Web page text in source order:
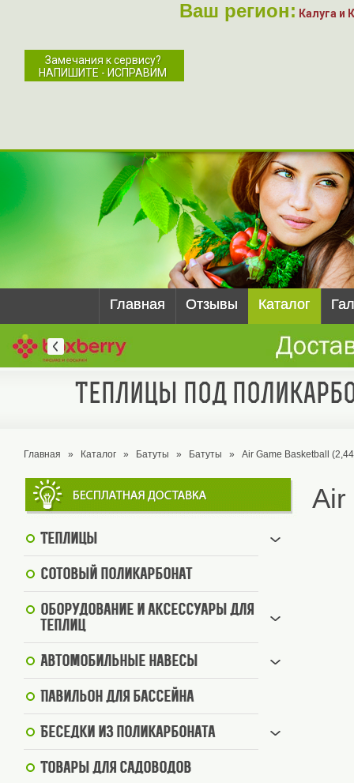
Ваш регион: Калуга и
Замечания к сервису?
НАПИШИТЕ - ИСПРАВИМ
Главная Отзывы Каталог
Теплицы под
Главная » Каталог » Батуты » Батуты » Air Game Basketball
Теплицы
Сотовый поликарбонат
Оборудование и аксессуары для
теплиц
Автомобильные навесы
Павильон для бассейна
Беседки из поликарбоната
Товары для садоводов
Air